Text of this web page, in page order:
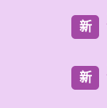
新
新